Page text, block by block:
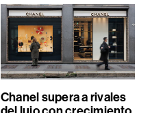
Chanel supera a rivales